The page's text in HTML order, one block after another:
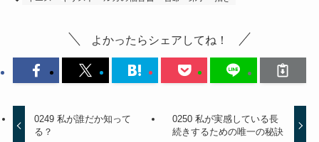
よかったらシェアしてね！
0249 私が誰だか知って
る？
0250 私が実感している長
続きするための唯一の秘訣